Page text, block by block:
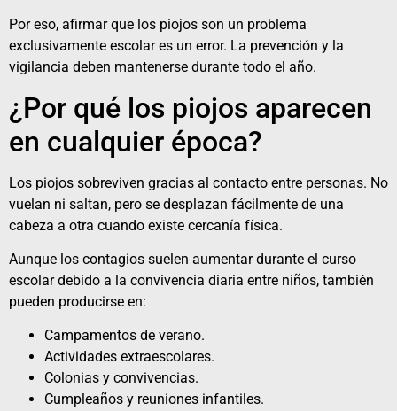
Por eso, afirmar que los piojos son un problema
exclusivamente escolar es un error. La prevención y la
vigilancia deben mantenerse durante todo el año.
¿Por qué los piojos aparecen
en cualquier época?
Los piojos sobreviven gracias al contacto entre personas. No
vuelan ni saltan, pero se desplazan fácilmente de una
cabeza a otra cuando existe cercanía física.
Aunque los contagios suelen aumentar durante el curso
escolar debido a la convivencia diaria entre niños, también
pueden producirse en:
Campamentos de verano.
Actividades extraescolares.
Colonias y convivencias.
Cumpleaños y reuniones infantiles.